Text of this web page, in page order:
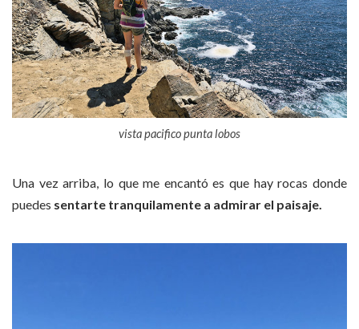
vista pacifico punta lobos
Una vez arriba, lo que me encantó es que hay rocas donde
puedes sentarte tranquilamente a admirar el paisaje.